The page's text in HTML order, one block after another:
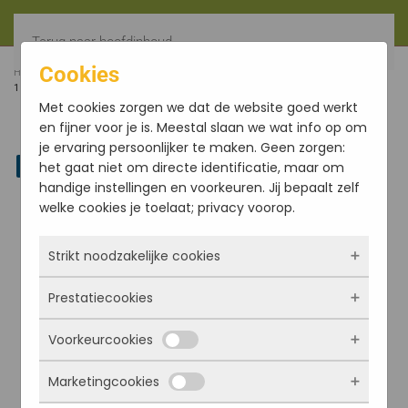
Terug naar hoofdinhoud
HOME FILTER
10GR (10X10GR)
Linkedin
Cookies
Met cookies zorgen we dat de website goed werkt
en fijner voor je is. Meestal slaan we wat info op om
je ervaring persoonlijker te maken. Geen zorgen:
het gaat niet om directe identificatie, maar om
handige instellingen en voorkeuren. Jij bepaalt zelf
welke cookies je toelaat; privacy voorop.
Strikt noodzakelijke cookies
Deze cookies zorgen ervoor dat de website
überhaupt werkt. Ze zijn dus altijd actief en
kunnen niet worden uitgezet. Meestal worden
ze alleen geplaatst als jij iets doet, zoals
inloggen, een formulier invullen of je
Prestatiecookies
Met deze cookies zien we hoe vaak onze site
bezocht wordt, waar bezoekers vandaan
komen en welke pagina’s populair zijn. Zo
Voorkeurcookies
Deze cookies onthouden jouw voorkeuren.
Marketingcookies